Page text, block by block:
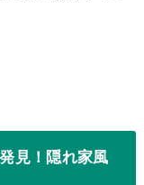
見！隠れ家風